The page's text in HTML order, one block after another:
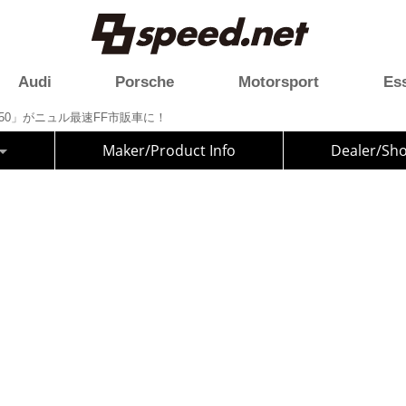
Audi Porsche Motorsport
」がニュル最速FF市販車に！
Maker/Product Info Dealer/